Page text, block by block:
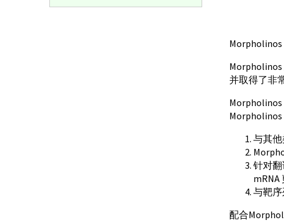
并取得了非
Morpholinos
与其
针对
与靶序
配合